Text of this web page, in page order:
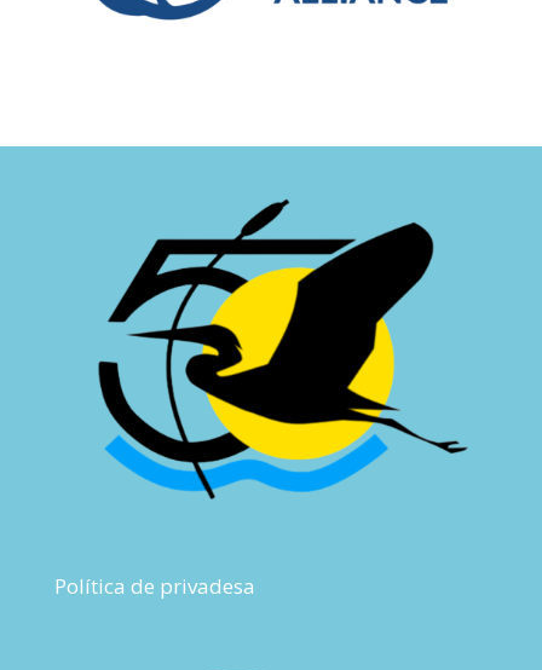
Política de privadesa